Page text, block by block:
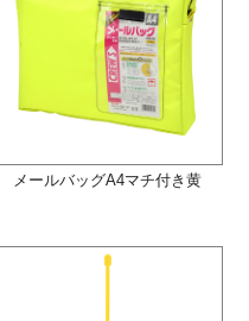
メールバッグA4マチ付き黄